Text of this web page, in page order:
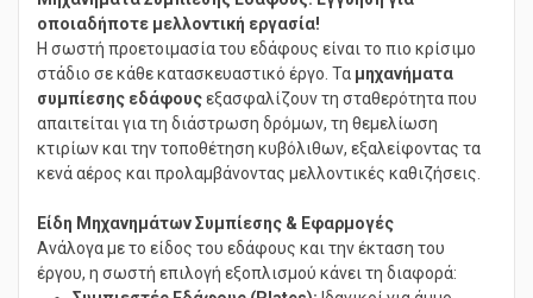
Μηχανήματα Συμπίεσης Εδάφους: Εγγύηση για
οποιαδήποτε μελλοντική εργασία!
Η σωστή προετοιμασία του εδάφους είναι το πιο κρίσιμο
στάδιο σε κάθε κατασκευαστικό έργο. Τα μηχανήματα
συμπίεσης εδάφους εξασφαλίζουν τη σταθερότητα που
απαιτείται για τη διάστρωση δρόμων, τη θεμελίωση
κτιρίων και την τοποθέτηση κυβόλιθων, εξαλείφοντας τα
κενά αέρος και προλαμβάνοντας μελλοντικές καθιζήσεις.
Είδη Μηχανημάτων Συμπίεσης & Εφαρμογές
Ανάλογα με το είδος του εδάφους και την έκταση του
έργου, η σωστή επιλογή εξοπλισμού κάνει τη διαφορά: